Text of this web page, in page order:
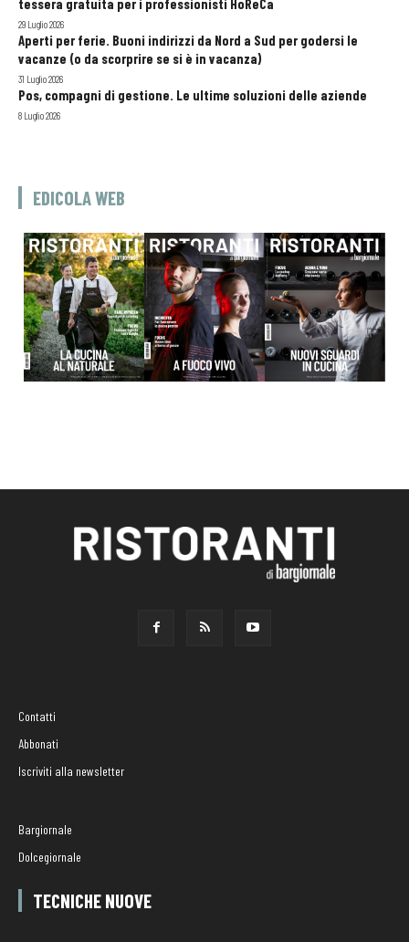
tessera gratuita per i professionisti HoReCa
29 Luglio 2026
Aperti per ferie. Buoni indirizzi da Nord a Sud per godersi le
vacanze (o da scorprire se si è in vacanza)
31 Luglio 2026
Pos, compagni di gestione. Le ultime soluzioni delle aziende
8 Luglio 2026
EDICOLA WEB
Contatti
Abbonati
Iscriviti alla newsletter
Bargiornale
Dolcegiornale
TECNICHE NUOVE